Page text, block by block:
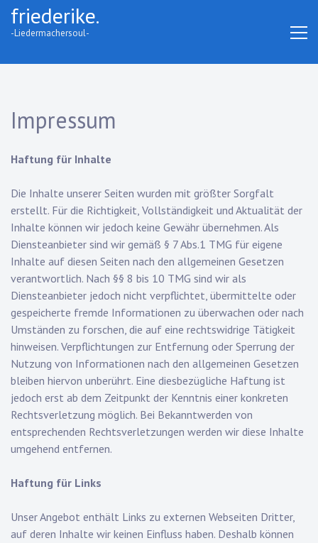
Skipfriederike.
-Liedermachersoul-
Impressum
Haftung für Inhalte
Die Inhalte unserer Seiten wurden mit größter Sorgfalt
erstellt. Für die Richtigkeit, Vollständigkeit und Aktualität der
Inhalte können wir jedoch keine Gewähr übernehmen. Als
Diensteanbieter sind wir gemäß § 7 Abs.1 TMG für eigene
Inhalte auf diesen Seiten nach den allgemeinen Gesetzen
verantwortlich. Nach §§ 8 bis 10 TMG sind wir als
Diensteanbieter jedoch nicht verpflichtet, übermittelte oder
gespeicherte fremde Informationen zu überwachen oder nach
Umständen zu forschen, die auf eine rechtswidrige Tätigkeit
hinweisen. Verpflichtungen zur Entfernung oder Sperrung der
Nutzung von Informationen nach den allgemeinen Gesetzen
bleiben hiervon unberührt. Eine diesbezügliche Haftung ist
jedoch erst ab dem Zeitpunkt der Kenntnis einer konkreten
Rechtsverletzung möglich. Bei Bekanntwerden von
entsprechenden Rechtsverletzungen werden wir diese Inhalte
umgehend entfernen.
Haftung für Links
Unser Angebot enthält Links zu externen Webseiten Dritter,
auf deren Inhalte wir keinen Einfluss haben. Deshalb können